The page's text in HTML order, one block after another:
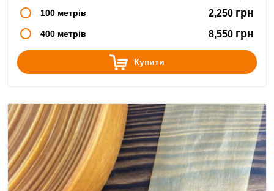
100 метрів 2,250 грн
400 метрів 8,550 грн
Купити